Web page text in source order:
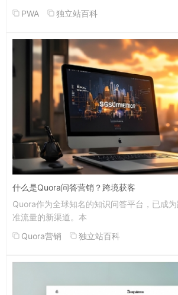
PWA
独立站百科
什么是Quora问答营销？跨境获客
Quora作为全球知名的知识问答平台，已成
准流量的新渠道。本
Quora营销
独立站百科